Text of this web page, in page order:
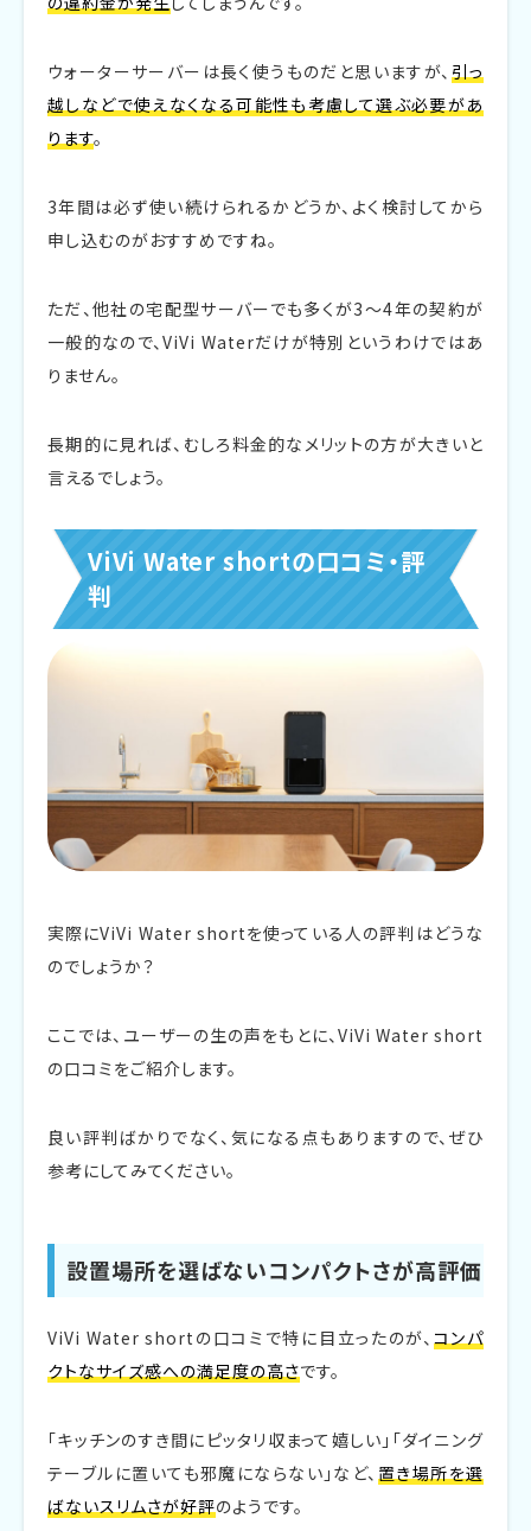
ウォーターサーバーは長く使うものだと思いますが、 引っ
越しなどで使えなくなる可能性も考慮して選ぶ必要があ
ります。
3年間は必ず使い続けられるかどうか、よく検討してから
申し込むのがおすすめですね。
ただ、他社の宅配型サーバーでも多くが3〜4年の契約が
一般的なので、ViVi Waterだけが特別というわけではあ
りません。
長期的に見れば、むしろ料金的なメリットの方が大きいと
言えるでしょう。
ViVi Water shortの口コミ・評
判
実際にViVi Water shortを使っている人の評判はどうな
のでしょうか？
ここでは、ユーザーの生の声をもとに、ViVi Water short
の口コミをご紹介します。
良い評判ばかりでなく、気になる点もありますので、ぜひ
参考にしてみてください。
設置場所を選ばないコンパクトさが高評価
ViVi Water shortの口コミで特に目立ったのが、 コンパ
クトなサイズ感への満足度の高さです。
「キッチンのすき間にピッタリ収まって嬉しい」「ダイニング
テーブルに置いても邪魔にならない」など、 置き場所を選
ばないスリムさが好評のようです。